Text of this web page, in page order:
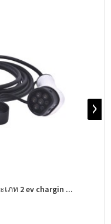
เภท 2 ev chargin ...